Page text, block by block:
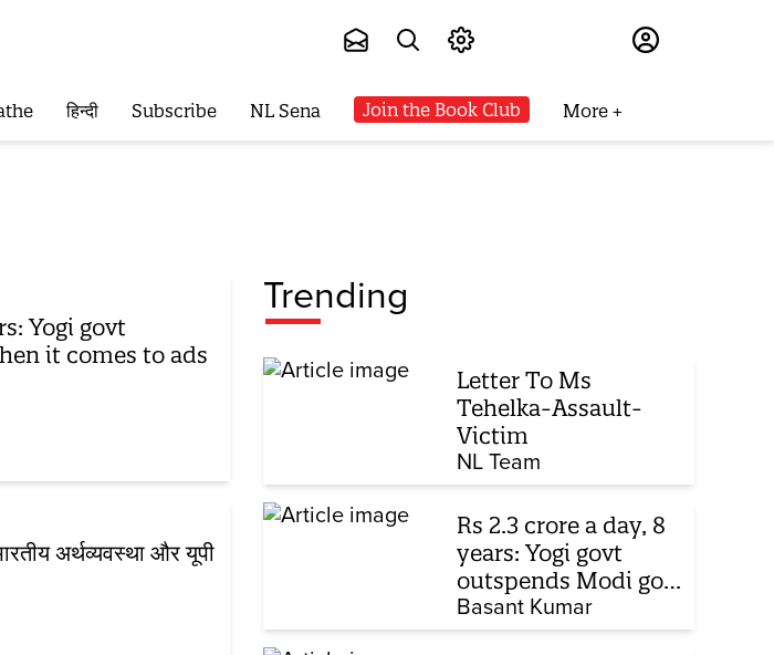
हिन्दी Subscribe NL Sena Join the Book Club More
Yogi govt
it comes to ads
अर्थव्यवस्था और यूपी
Trending
Letter To Ms
Tehelka-Assault-
Victim
NL Team
Rs 2.3 crore a day, 8
years: Yogi govt
outspends Modi govt
when it comes to
ads
Basant Kumar